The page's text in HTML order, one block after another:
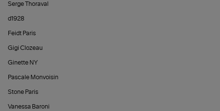
Serge Thoraval
d1928
Feidt Paris
Gigi Clozeau
Ginette NY
Pascale Monvoisin
Stone Paris
Vanessa Baroni